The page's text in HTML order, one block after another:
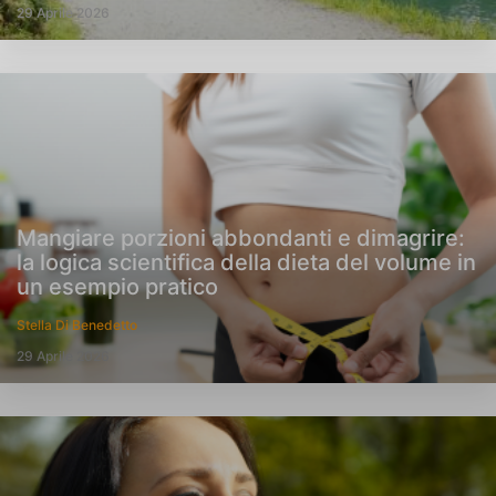
29 Aprile 2026
Mangiare porzioni abbondanti e dimagrire:
la logica scientifica della dieta del volume in
un esempio pratico
Stella Di Benedetto
29 Aprile 2026